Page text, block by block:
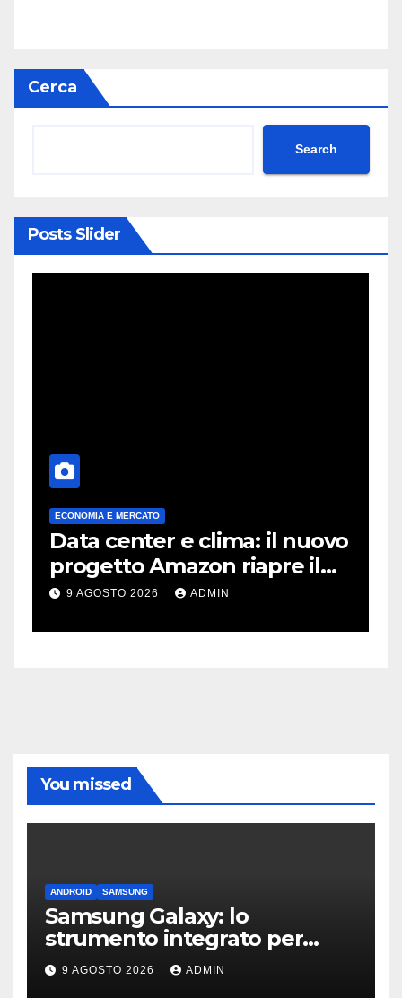
Cerca
Search
Posts Slider
ECONOMIA E MERCATO
Data center e clima: il nuovo
progetto Amazon riapre il
dibattito sulle emissioni
9 AGOSTO 2026 ADMIN
You missed
ANDROID SAMSUNG
Samsung Galaxy: lo
strumento integrato per
liberare spazio sullo
smartphone
9 AGOSTO 2026 ADMIN